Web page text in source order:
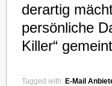
derartig
persönliche
Killer“
Tagged with: E-Mail